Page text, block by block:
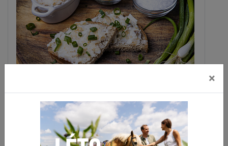
Café restaurant Záložna
Litovel
×